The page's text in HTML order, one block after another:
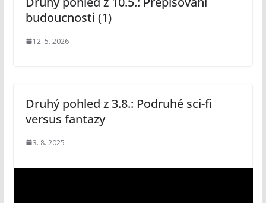
budoucnosti (1)
12. 5. 2026
Druhý pohled z 3.8.: Podruhé sci-fi
versus fantazy
3. 8. 2025